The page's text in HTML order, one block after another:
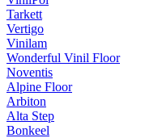
Tarkett
Vertigo
Vinilam
Wonderful Vinil Floor
Noventis
Alpine Floor
Arbiton
Alta Step
Bonkeel